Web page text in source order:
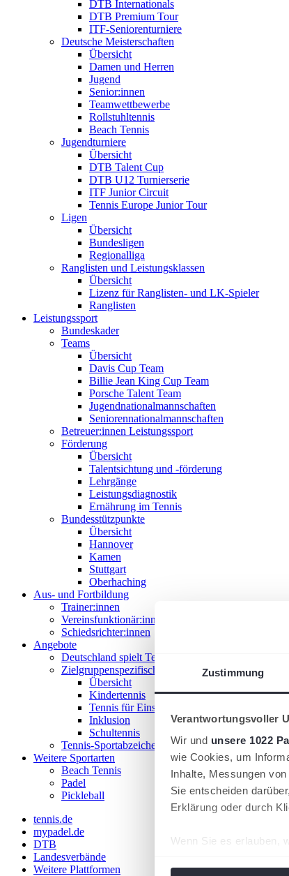
Zustimmung
Verantwortungsvoller
Wir und unsere 1022
wie Cookies, um
Inhalte, Messungen
Sie entscheiden
Erklärung oder durch
Wenn Sie es erlauben,
DTB Internationals
DTB Premium Tour
ITF-Seniorenturniere
Deutsche Meisterschaften
Übersicht
Damen und Herren
Jugend
Senior:innen
Teamwettbewerbe
Rollstuhltennis
Beach Tennis
Jugendturniere
Übersicht
DTB Talent Cup
DTB U12 Turnierserie
ITF Junior Circuit
Tennis Europe Junior Tour
Ligen
Übersicht
Bundesligen
Regionalliga
Ranglisten und Leistungsklassen
Übersicht
Lizenz für Ranglisten- und LK-Spieler
Ranglisten
Leistungssport
Bundeskader
Teams
Übersicht
Davis Cup Team
Billie Jean King Cup Team
Porsche Talent Team
Jugendnationalmannschaften
Seniorennationalmannschaften
Betreuer:innen Leistungssport
Förderung
Übersicht
Talentsichtung und -förderung
Lehrgänge
Leistungsdiagnostik
Ernährung im Tennis
Bundesstützpunkte
Übersicht
Hannover
Kamen
Stuttgart
Oberhaching
Aus- und Fortbildung
Trainer:innen
Vereinsfunktionär:innen
Schiedsrichter:innen
Angebote
Deutschland spielt Tennis
Zielgruppenspezifische Angebote
Übersicht
Kindertennis
Tennis für Einsteiger 18+
Inklusion
Schultennis
Tennis-Sportabzeichen
Weitere Sportarten
Beach Tennis
Padel
Pickleball
tennis.de
mypadel.de
DTB
Landesverbände
Weitere Plattformen